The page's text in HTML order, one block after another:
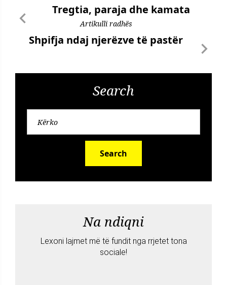
Tregtia, paraja dhe kamata
Artikulli radhës
Shpifja ndaj njerëzve të pastër
Search
Search
Na ndiqni
Lexoni lajmet më të fundit nga rrjetet tona
sociale!